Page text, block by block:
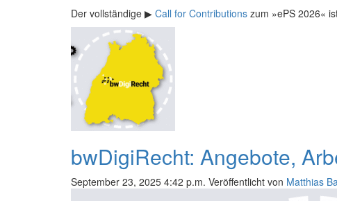
Der vollständige ▶ Call for Contributions zum »ePS 2026«
bwDigiRecht: Angebote,
September 23, 2025 4:42 p.m. Veröffentlicht von Matthias